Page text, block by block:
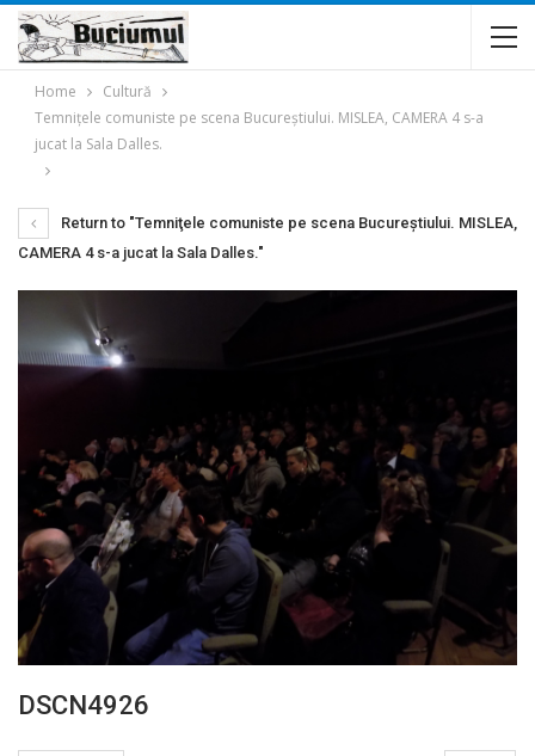
Home
Cultură
Temniţele comuniste pe scena Bucureştiului. MISLEA, CAMERA 4 s-a
jucat la Sala Dalles.
Return to "Temniţele comuniste pe scena Bucureştiului. MISLEA,
CAMERA 4 s-a jucat la Sala Dalles."
DSCN4926